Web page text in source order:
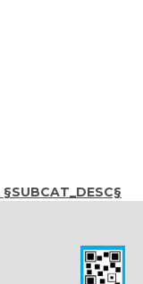
§SUBCAT_DESC§